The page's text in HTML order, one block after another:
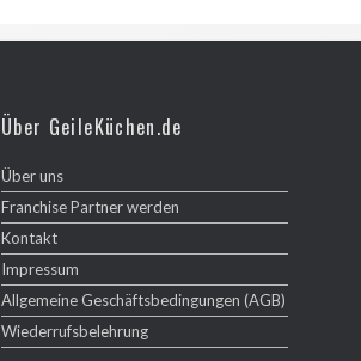
Über GeileKüchen.de
Über uns
Franchise Partner werden
Kontakt
Impressum
Allgemeine Geschäftsbedingungen (AGB)
Wiederrufsbelehrung